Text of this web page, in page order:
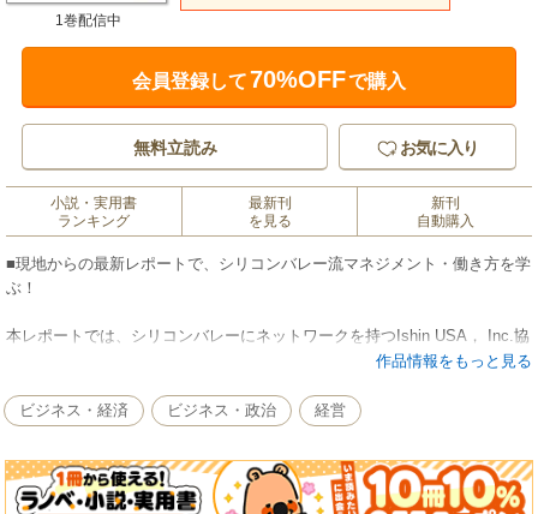
1巻配信中
会員登録して70%OFFで購入
無料立読み お気に入り
小説・実用書
ランキング
最新刊
を見る
新刊
自動購入
■現地からの最新レポートで、シリコンバレー流マネジメント・働き方を学
ぶ！
本レポートでは、シリコンバレーにネットワークを持つIshin USA， Inc.協
力のもと、シリコンバレーという環境・集う人の特色、その採用・育成の
実態を理解するための１冊です。
問われているのが仕事の意味や価値です。
働く時間や場所に自由度が増えることが、これまでにないアイデアや行動
作品情報をもっと見る
ビジネス・経済 ビジネス・政治 経営